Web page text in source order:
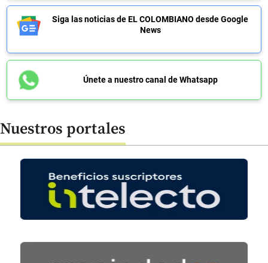
Siga las noticias de EL COLOMBIANO desde Google
News
Únete a nuestro canal de Whatsapp
Nuestros portales